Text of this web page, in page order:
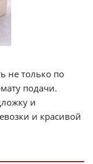
не только по
подачи.
и
и красивой